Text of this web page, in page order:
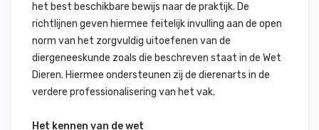
het best beschikbare bewijs naar de praktijk. De
richtlijnen geven hiermee feitelijk invulling aan de open
norm van het zorgvuldig uitoefenen van de
diergeneeskunde zoals die beschreven staat in de Wet
Dieren. Hiermee ondersteunen zij de dierenarts in de
verdere professionalisering van het vak.
Het kennen van de wet